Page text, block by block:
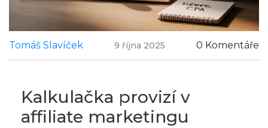
Tomáš Slavíček 9 října 2025 0 Komentáře
Kalkulačka provizí v
affiliate marketingu